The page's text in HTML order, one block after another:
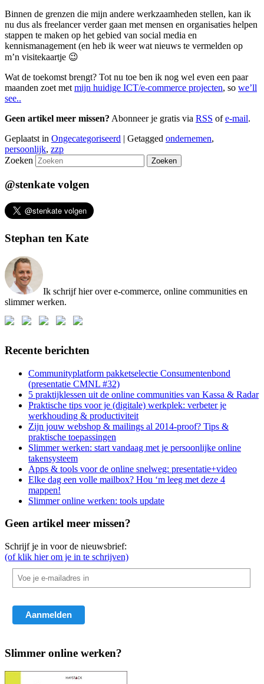
Binnen de grenzen die mijn andere werkzaamheden stellen, kan ik
nu dus als freelancer verder gaan met mensen en organisaties helpen
stappen te maken op het gebied van social media en
kennismanagement (en heb ik weer wat nieuws te vermelden op
m’n visitekaartje 😉
Wat de toekomst brengt? Tot nu toe ben ik nog wel even een paar
maanden zoet met mijn huidige ICT/e-commerce projecten, so we’ll
see..
Geen artikel meer missen? Abonneer je gratis via RSS ofe-mail.
Geplaatst in Ongecategoriseerd | Getagged ondernemen,
persoonlijk, zzp
Zoeken
@stenkate volgen
Stephan ten Kate
Ik schrijf hier over e-commerce, online communities en
slimmer werken.
Recente berichten
Communityplatform pakketselectie Consumentenbond
(presentatie CMNL #32)
5 praktijklessen uit de online communities van Kassa & Radar
Praktische tips voor je (digitale) werkplek: verbeter je
werkhouding & productiviteit
Zijn jouw webshop & mailings al 2014-proof? Tips &
praktische toepassingen
Slimmer werken: start vandaag met je persoonlijke online
takensysteem
Apps & tools voor de online snelweg: presentatie+video
Elke dag een volle mailbox? Hou ‘m leeg met deze 4
mappen!
Slimmer online werken: tools update
Geen artikel meer missen?
Schrijf je in voor de nieuwsbrief:
(of klik hier om je in te schrijven)
Slimmer online werken?